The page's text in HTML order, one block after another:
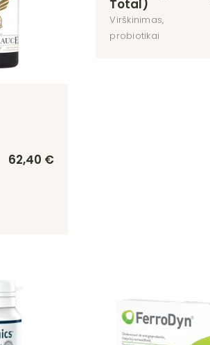
62,40 €
Total)
Virškinimas,
probiotikai